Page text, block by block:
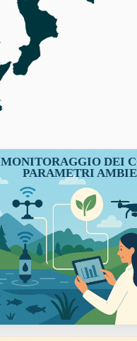
MONITORAGGIO DEI
PARAMETRI